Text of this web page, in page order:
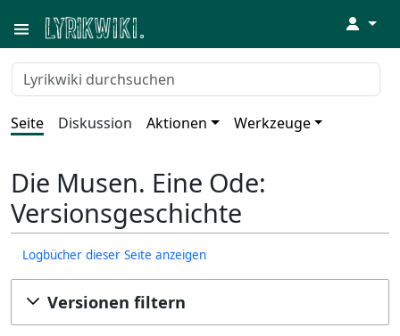
↓
Seite Diskussion Aktionen Werkzeuge
Die Musen. Eine Ode:
Versionsgeschichte
Logbücher dieser Seite anzeigen
Versionen filtern